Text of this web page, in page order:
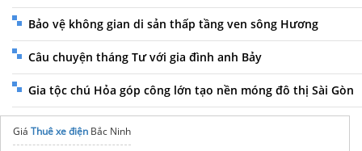
Bảo vệ không gian di sản thấp tầng ven sông Hương
Câu chuyện tháng Tư với gia đình anh Bảy
Gia tộc chú Hỏa góp công lớn tạo nền móng đô thị Sài Gòn
Giá Thuê xe điện Bắc Ninh